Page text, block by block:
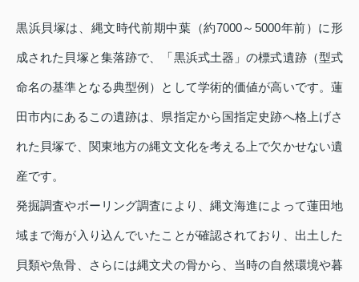
黒浜貝塚は、縄文時代前期中葉（約7000～5000年前）に形
成された貝塚と集落跡で、「黒浜式土器」の標式遺跡（型式
命名の基準となる典型例）として学術的価値が高いです。蓮
田市内にあるこの遺跡は、県指定から国指定史跡へ格上げさ
れた貝塚で、関東地方の縄文文化を考える上で欠かせない遺
産です。
発掘調査やボーリング調査により、縄文海進によって蓮田地
域まで海が入り込んでいたことが確認されており、出土した
貝類や魚骨、さらには縄文犬の骨から、当時の自然環境や暮